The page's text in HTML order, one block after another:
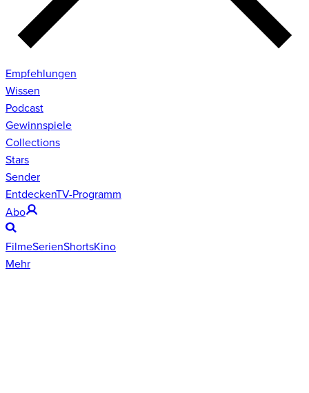
Empfehlungen
Wissen
Podcast
Gewinnspiele
Collections
Stars
Sender
EntdeckenTV-Programm
Abo
FilmeSerienShortsKino
Mehr